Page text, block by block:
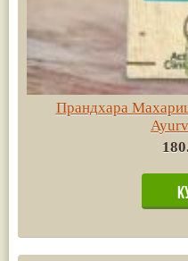
Прандхара